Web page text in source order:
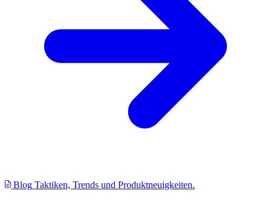
Blog Taktiken, Trends und Produktneuigkeiten.